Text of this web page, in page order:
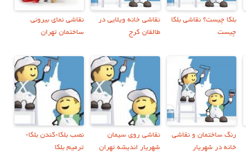
بلکا چیست؟ نقاشی بلکا
چیست
نقاشی خانه ویلایی در
طالقان کرج
نقاشی نمای بیرونی
ساختمان تهران
رنگ ساختمان و نقاشی
خانه در شهریار
نقاشی روی سیمان
شهریار اندیشه تهران
نصب بلکا-کندن بلکا-
ترمیم بلکا